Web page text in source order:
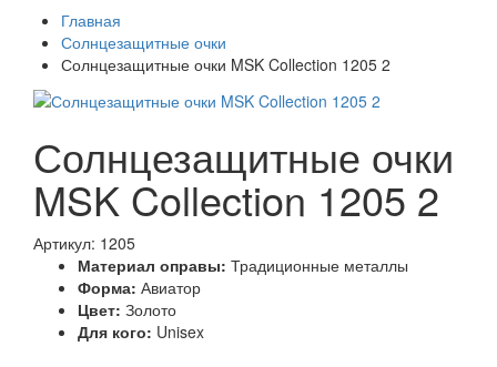
Главная
Солнцезащитные очки
Солнцезащитные очки MSK Collection 1205 2
Солнцезащитные очки
MSK Collection 1205 2
Артикул: 1205
Материал оправы: Традиционные металлы
Форма: Авиатор
Цвет: Золото
Для кого: Unisex